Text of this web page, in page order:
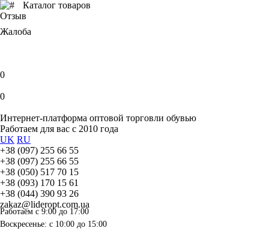
Каталог товаров
Отзыв
Жалоба
0
0
Интернет-платформа оптовой торговли обувью
Работаем для вас с 2010 года
UK RU
+38 (097) 255 66 55
+38 (097) 255 66 55
+38 (050) 517 70 15
+38 (093) 170 15 61
+38 (044) 390 93 26
zakaz@lideropt.com.ua
Работаем с 9:00 до 17:00
Воскресенье: с 10:00 до 15:00